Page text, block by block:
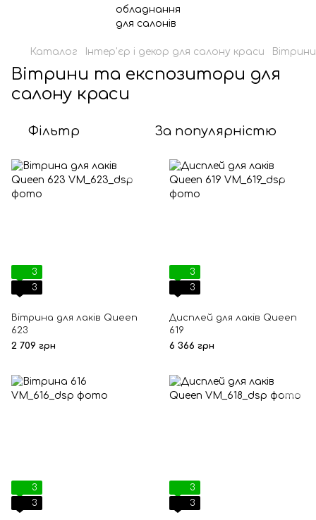
Каталог Інтер'єр і декор для салону краси
Вітрини та експозитори для
салону краси
Фільтр За популярністю
3
3
Вітрина для лаків Queen
623
2 709 грн
3
3
Дисплей для лаків Queen
619
6 366 грн
3
3
3
3